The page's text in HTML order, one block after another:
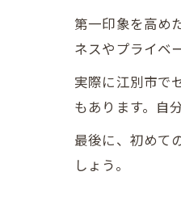
第一印象を高め
ネスやプライベ
実際に江別市で
もあります。自
最後に、初めて
しょう。